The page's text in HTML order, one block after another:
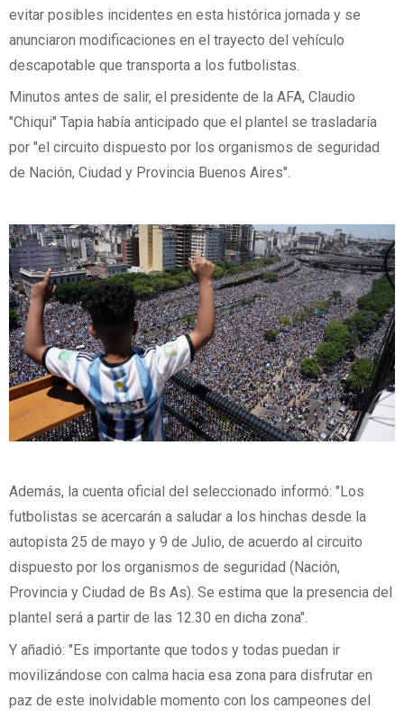
evitar posibles incidentes en esta histórica jornada y se
anunciaron modificaciones en el trayecto del vehículo
descapotable que transporta a los futbolistas.
Minutos antes de salir, el presidente de la AFA, Claudio
"Chiqui" Tapia había anticipado que el plantel se trasladaría
por "el circuito dispuesto por los organismos de seguridad
de Nación, Ciudad y Provincia Buenos Aires".
Además, la cuenta oficial del seleccionado informó: "Los
futbolistas se acercarán a saludar a los hinchas desde la
autopista 25 de mayo y 9 de Julio, de acuerdo al circuito
dispuesto por los organismos de seguridad (Nación,
Provincia y Ciudad de Bs As). Se estima que la presencia del
plantel será a partir de las 12.30 en dicha zona".
Y añadió: "Es importante que todos y todas puedan ir
movilizándose con calma hacia esa zona para disfrutar en
paz de este inolvidable momento con los campeones del